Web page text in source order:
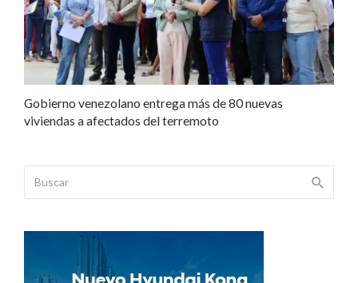
Gobierno venezolano entrega más de 80 nuevas
viviendas a afectados del terremoto